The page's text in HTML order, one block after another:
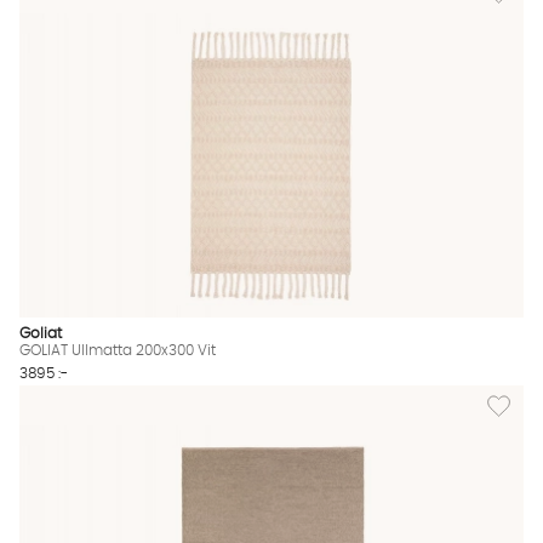
Goliat
GOLIAT Ullmatta 200x300 Vit
3895 :-
Lägg